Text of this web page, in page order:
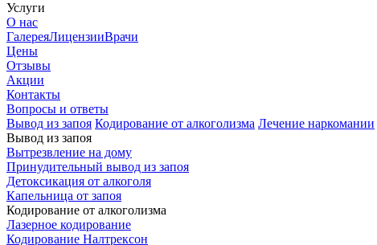
Услуги
О нас
ГалереяЛицензииВрачи
Цены
Отзывы
Акции
Контакты
Вопросы и ответы
Вывод из запоя Кодирование от алкоголизма Лечение наркомании
Вывод из запоя
Вытрезвление на дому
Принудительный вывод из запоя
Детоксикация от алкоголя
Капельница от запоя
Кодирование от алкоголизма
Лазерное кодирование
Кодирование Налтрексон